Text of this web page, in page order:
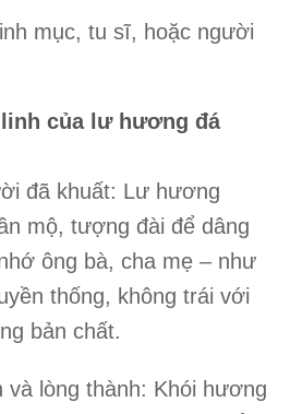
mục, tu sĩ, hoặc người
của lư hương đá
đã khuất: Lư hương
mộ, tượng đài để dâng
ông bà, cha mẹ – như
thống, không trái với
bản chất.
và lòng thành: Khói hương